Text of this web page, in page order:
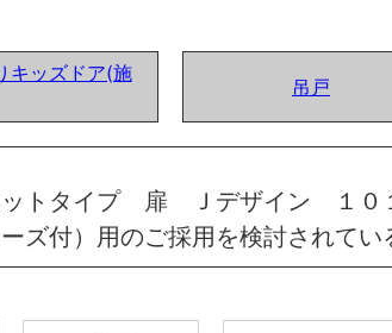
キッズドア(施
吊戸
トタイプ 扉 Ｊデザイン １
付）用のご採用を検討されてい